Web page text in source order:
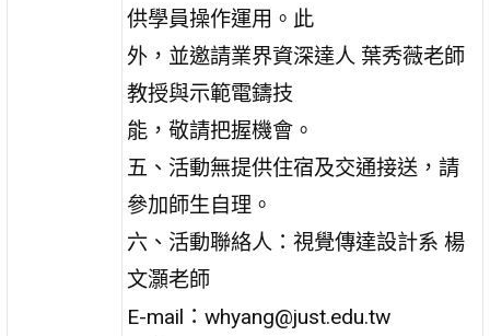
供學員操作運用。此
外，並邀請業界資深達人 葉秀薇老師
教授與示範電鑄技
能，敬請把握機會。
五、活動無提供住宿及交通接送，請
參加師生自理。
六、活動聯絡人：視覺傳達設計系 楊
文灝老師
E-mail：whyang@just.edu.tw